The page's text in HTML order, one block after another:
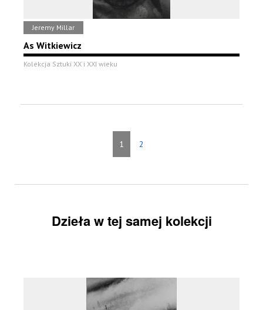
Jeremy Millar
As Witkiewicz
Kolekcja Sztuki XX i XXI wieku
1 2
Dzieła w tej samej kolekcji